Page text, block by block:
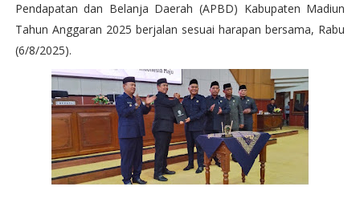
Pendapatan dan Belanja Daerah (APBD) Kabupaten Madiun
Tahun Anggaran 2025 berjalan sesuai harapan bersama, Rabu
(6/8/2025).